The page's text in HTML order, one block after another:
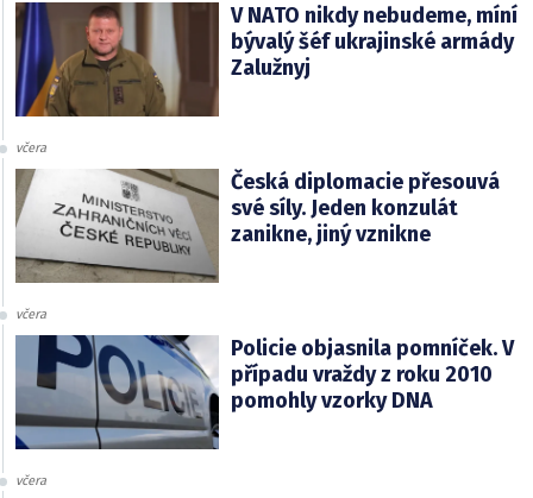
V NATO nikdy nebudeme, míní
bývalý šéf ukrajinské armády
Zalužnyj
včera
Česká diplomacie přesouvá
své síly. Jeden konzulát
zanikne, jiný vznikne
včera
Policie objasnila pomníček. V
případu vraždy z roku 2010
pomohly vzorky DNA
včera